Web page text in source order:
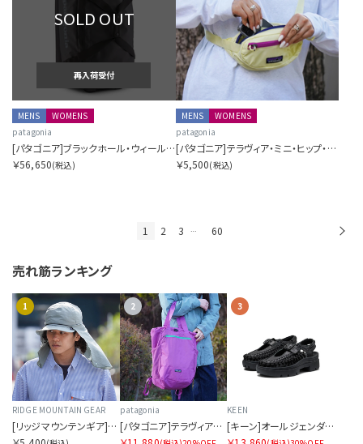
SOLD OUT
再入荷受付
MENS
WOMENS
patagonia
[パタゴニア]ブラックホール・ウィールド・ダッフル 70L
￥56,650(税込)
MENS
WOMENS
patagonia
[パタゴニア]テラヴィア・ミニ・ヒップ・パック 1L
￥5,500(税込)
1 2 3 … 60
売れ筋ランキング
1
RIDGE MOUNTAIN GEAR
[リッジマウンテンギア]サンシェード 2026
2
patagonia
[パタゴニア]テラヴィア・トート・パック 24L
3
KEEN
[キーン]オールジェンダー ユニーク PLT メリージェーン